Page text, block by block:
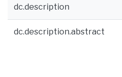
dc.description
dc.description.abstract